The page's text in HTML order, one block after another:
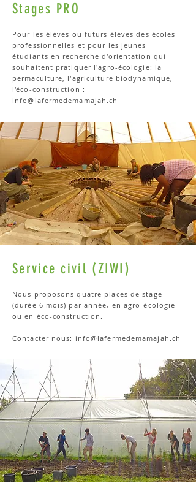
Stages PRO
Pour les élèves ou futurs élèves des écoles
professionnelles et pour les jeunes
étudiants en recherche d'orientation qui
souhaitent pratiquer l'agro-écologie: la
permaculture, l'agriculture biodynamique,
l'éco-construction :
info@lafermedemamajah.ch
Service civil (ZIWI)
Nous proposons quatre places de stage
(durée 6 mois) par année, en agro-écologie
ou en éco-construction.
Contacter nous: info@lafermedemamajah.ch